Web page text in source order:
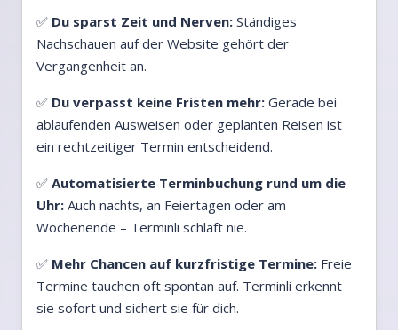
✅ Du sparst Zeit und Nerven: Ständiges
Nachschauen auf der Website gehört der
Vergangenheit an.
✅ Du verpasst keine Fristen mehr: Gerade bei
ablaufenden Ausweisen oder geplanten Reisen ist
ein rechtzeitiger Termin entscheidend.
✅ Automatisierte Terminbuchung rund um die
Uhr: Auch nachts, an Feiertagen oder am
Wochenende – Terminli schläft nie.
✅ Mehr Chancen auf kurzfristige Termine: Freie
Termine tauchen oft spontan auf. Terminli erkennt
sie sofort und sichert sie für dich.